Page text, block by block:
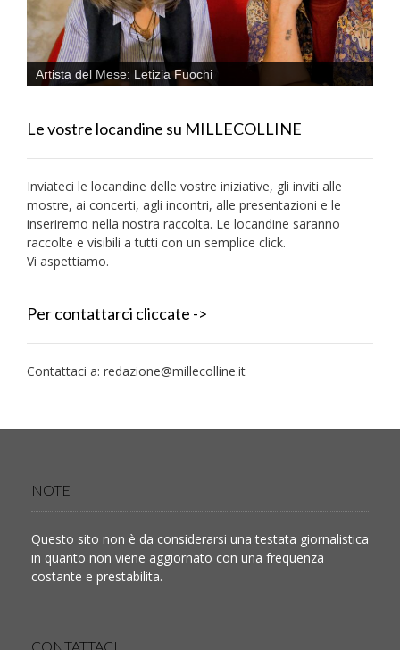
Artista del Mese: Letizia Fuochi
Le vostre locandine su MILLECOLLINE
Inviateci le locandine delle vostre iniziative, gli inviti alle
mostre, ai concerti, agli incontri, alle presentazioni e le
inseriremo nella nostra raccolta. Le locandine saranno
raccolte e visibili a tutti con un semplice click.
Vi aspettiamo.
Per contattarci cliccate ->
Contattaci a: redazione@millecolline.it
NOTE
Questo sito non è da considerarsi una testata giornalistica
in quanto non viene aggiornato con una frequenza
costante e prestabilita.
CONTATTACI